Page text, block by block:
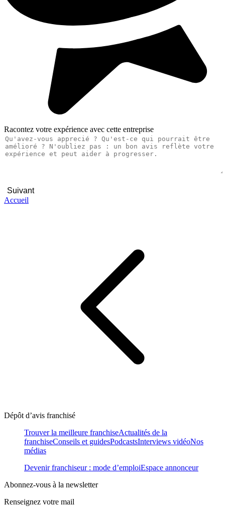
Racontez votre expérience avec cette entreprise
Suivant
Accueil
Dépôt d’avis franchisé
Trouver la meilleure franchiseActualités de la
franchiseConseils et guidesPodcastsInterviews vidéoNos
médias
Devenir franchiseur : mode d’emploiEspace annonceur
Abonnez-vous à la newsletter
Renseignez votre mail